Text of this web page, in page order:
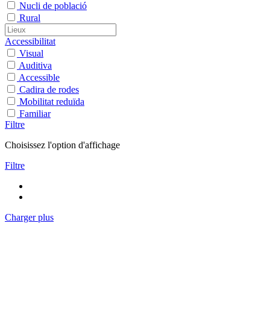
Nucli de població
Rural
Accessibilitat
Visual
Auditiva
Accessible
Cadira de rodes
Mobilitat reduïda
Familiar
Filtre
Choisissez l'option d'affichage
Filtre
Charger plus